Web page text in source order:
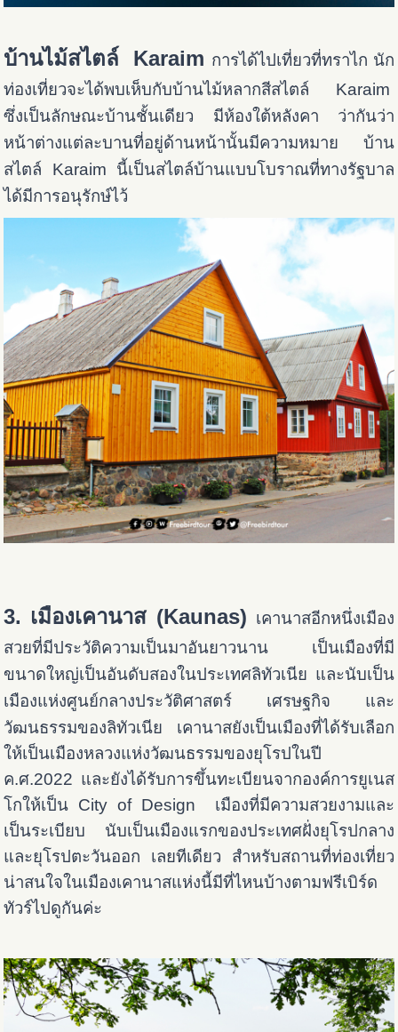
บ้านไม้สไตล์ Karaim การได้ไปเที่ยวที่ทราไก นัก
ท่องเที่ยวจะได้พบเห็บกับบ้านไม้หลากสีสไตล์ Karaim
ซึ่งเป็นลักษณะบ้านชั้นเดียว มีห้องใต้หลังคา ว่ากันว่า
หน้าต่างแต่ละบานที่อยู่ด้านหน้านั้นมีความหมาย บ้าน
สไตล์ Karaim นี้เป็นสไตล์บ้านแบบโบราณที่ทางรัฐบาล
ได้มีการอนุรักษ์ไว้
3. เมืองเคานาส (Kaunas) เคานาสอีกหนึ่งเมือง
สวยที่มีประวัติความเป็นมาอันยาวนาน เป็นเมืองที่มี
ขนาดใหญ่เป็นอันดับสองในประเทศลิทัวเนีย และนับเป็น
เมืองแห่งศูนย์กลางประวัติศาสตร์ เศรษฐกิจ และ
วัฒนธรรมของลิทัวเนีย เคานาสยังเป็นเมืองที่ได้รับเลือก
ให้เป็นเมืองหลวงแห่งวัฒนธรรมของยุโรปในปี
ค.ศ.2022 และยังได้รับการขึ้นทะเบียนจากองค์การยูเนส
โกให้เป็น City of Design เมืองที่มีความสวยงามและ
เป็นระเบียบ นับเป็นเมืองแรกของประเทศฝั่งยุโรปกลาง
และยุโรปตะวันออก เลยทีเดียว สำหรับสถานที่ท่องเที่ยว
น่าสนใจในเมืองเคานาสแห่งนี้มีที่ไหนบ้างตามฟรีเบิร์ด
ทัวร์ไปดูกันค่ะ